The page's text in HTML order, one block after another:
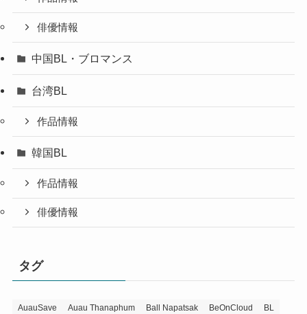
俳優情報
中国BL・ブロマンス
台湾BL
作品情報
韓国BL
作品情報
俳優情報
タグ
AuauSave Auau Thanaphum Ball Napatsak BeOnCloud
BL